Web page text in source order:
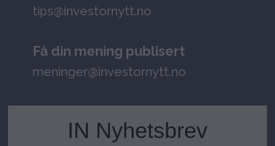
tips@investornytt.no
Få din mening publisert
meninger@investornytt.no
IN Nyhetsbrev